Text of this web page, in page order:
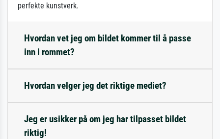
perfekte kunstverk.
Hvordan vet jeg om bildet kommer til å passe
inn i rommet?
Hvordan velger jeg det riktige mediet?
Jeg er usikker på om jeg har tilpasset bildet
riktig!